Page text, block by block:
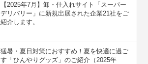
【2025年7月】卸・仕入れサイト「スーパー
デリバリー」に新規出展された企業21社をご
紹介します。
猛暑・夏日対策におすすめ！夏を快適に過ご
す「ひんやりグッズ」のご紹介（2025年